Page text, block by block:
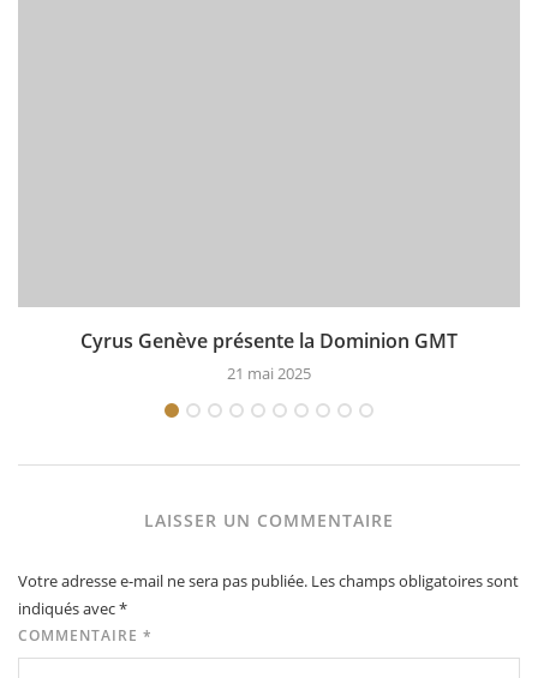
Cyrus Genève présente la Dominion GMT
21 mai 2025
LAISSER UN COMMENTAIRE
Votre adresse e-mail ne sera pas publiée. Les champs obligatoires sont
indiqués avec*
COMMENTAIRE *